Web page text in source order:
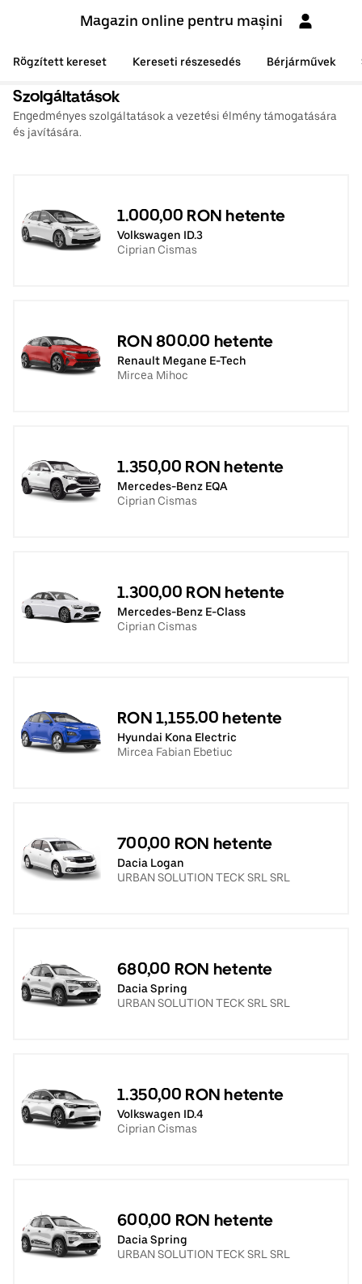
Magazin online pentru mașini
Rögzített kereset Kereseti részesedés Bérjárművek
Szolgáltatások
Engedményes szolgáltatások a vezetési élmény támogatására
és javítására.
1.000,00 RON hetente
Volkswagen ID.3
Ciprian Cismas
RON 800.00 hetente
Renault Megane E-Tech
Mircea Mihoc
1.350,00 RON hetente
Mercedes-Benz EQA
Ciprian Cismas
1.300,00 RON hetente
Mercedes-Benz E-Class
Ciprian Cismas
RON 1,155.00 hetente
Hyundai Kona Electric
Mircea Fabian Ebetiuc
700,00 RON hetente
Dacia Logan
URBAN SOLUTION TECK SRL SRL
680,00 RON hetente
Dacia Spring
URBAN SOLUTION TECK SRL SRL
1.350,00 RON hetente
Volkswagen ID.4
Ciprian Cismas
600,00 RON hetente
Dacia Spring
URBAN SOLUTION TECK SRL SRL